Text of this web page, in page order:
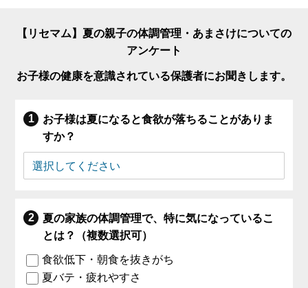
【リセマム】夏の親子の体調管理・あまさけについての
アンケート
お子様の健康を意識されている保護者にお聞きします。
お子様は夏になると食欲が落ちることがありま
すか？
夏の家族の体調管理で、特に気になっているこ
とは？（複数選択可）
食欲低下・朝食を抜きがち
夏バテ・疲れやすさ